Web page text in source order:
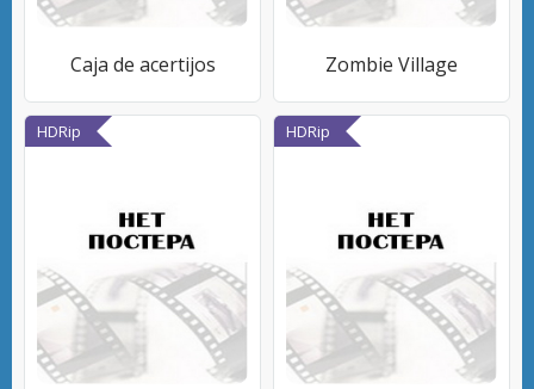
Caja de acertijos Zombie Village
HDRip HDRip